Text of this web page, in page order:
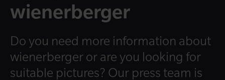
wienerberger
Do you need more information about
wienerberger or are you looking for
suitable pictures? Our press team is